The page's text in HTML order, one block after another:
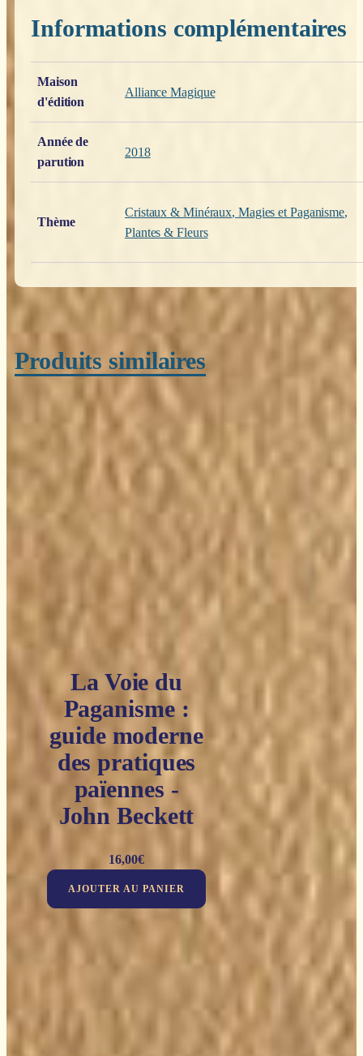
Informations complémentaires
Poids
Maison
d'édition
Alliance Magique
Année de
parution
2018
Thème
Cristaux & Minéraux, Magies et Paganisme,
Plantes & Fleurs
Produits similaires
La Voie du
Paganisme :
guide moderne
des pratiques
païennes -
John Beckett
16,00€
AJOUTER AU PANIER